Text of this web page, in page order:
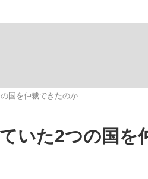
国を仲裁できたのか
いた2つの国を